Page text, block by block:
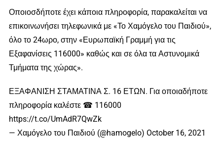
Οποιοσδήποτε έχει κάποια πληροφορία, παρακαλείται να
επικοινωνήσει τηλεφωνικά με «Το Χαμόγελο του Παιδιού»,
όλο το 24ωρο, στην «Ευρωπαϊκή Γραμμή για τις
Εξαφανίσεις 116000» καθώς και σε όλα τα Αστυνομικά
Τμήματα της χώρας».
ΕΞΑΦΑΝΙΣΗ ΣΤΑΜΑΤΙΝΑ Σ. 16 ΕΤΩΝ. Για οποιαδήποτε
πληροφορία καλέστε ☎ 116000
https://t.co/UmAdR7QwZk
— Χαμόγελο του Παιδιού (@hamogelo) October 16, 2021